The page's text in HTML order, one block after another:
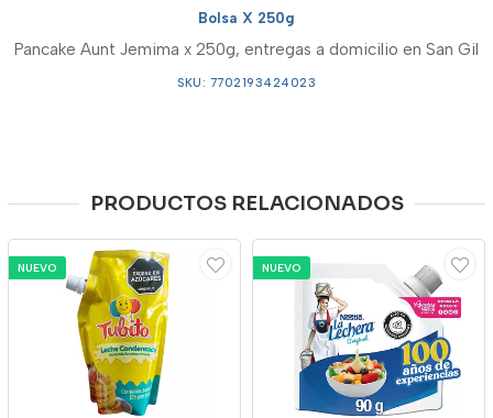
Bolsa X 250g
Pancake Aunt Jemima x 250g, entregas a domicilio en San Gil
SKU: 7702193424023
PRODUCTOS RELACIONADOS
NUEVO NUEVO